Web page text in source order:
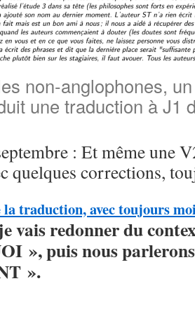
non-anglophones,
une traduction à J1
: Et même une
quelques corrections,
la traduction, avec toujours
vais redonner du
», puis nous
».